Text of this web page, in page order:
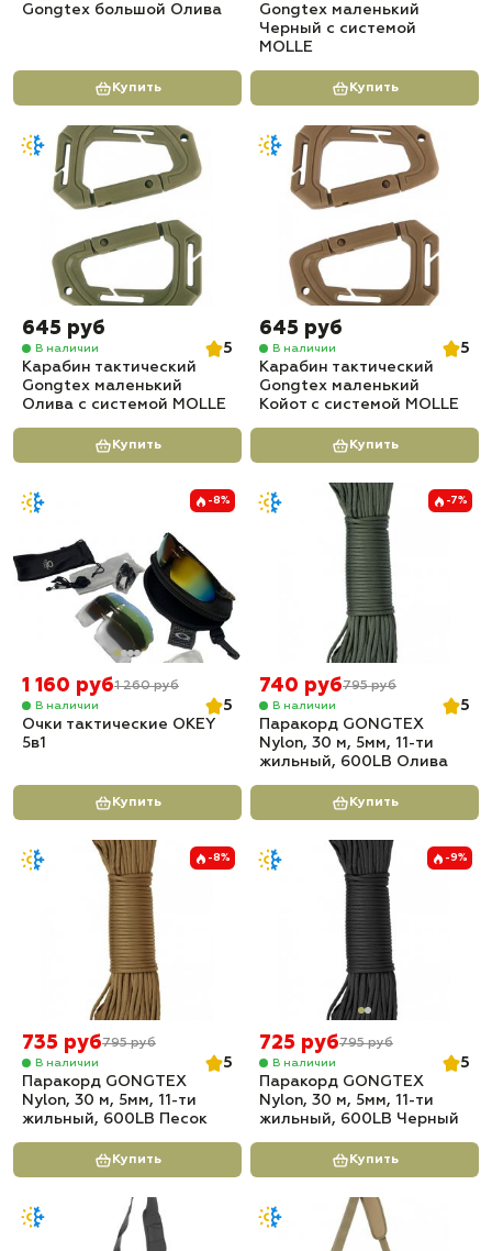
Gongtex большой Олива
Купить
Gongtex маленький
Черный с системой
MOLLE
Купить
645 руб
В наличии
5
Карабин тактический
Gongtex маленький
Олива с системой MOLLE
Купить
645 руб
В наличии
5
Карабин тактический
Gongtex маленький
Койот с системой MOLLE
Купить
-8%
1 160 руб1 260 руб
В наличии
5
Очки тактические OKEY
5в1
Купить
-7%
740 руб795 руб
В наличии
5
Паракорд GONGTEX
Nylon, 30 м, 5мм, 11-ти
жильный, 600LB Олива
Купить
-8%
735 руб795 руб
В наличии
5
Паракорд GONGTEX
Nylon, 30 м, 5мм, 11-ти
жильный, 600LB Песок
Купить
-9%
725 руб795 руб
В наличии
5
Паракорд GONGTEX
Nylon, 30 м, 5мм, 11-ти
жильный, 600LB Черный
Купить